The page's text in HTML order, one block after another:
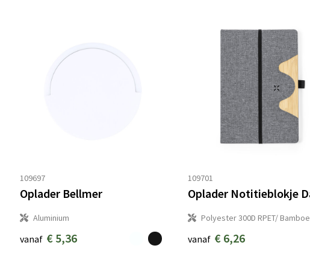
109697
Oplader Bellmer
Aluminium
vanaf € 5,36
109701
Polyester 300D RPET/ Bamboe
vanaf € 6,26